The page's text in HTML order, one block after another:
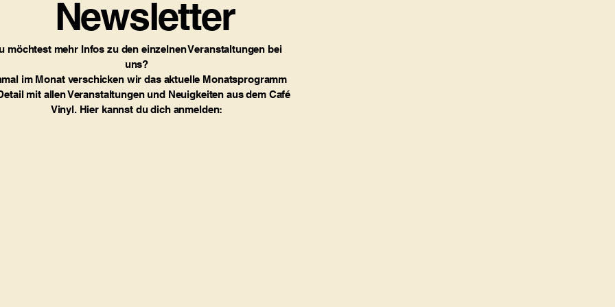
möchtest mehr Infos zu den einzelnen Veranstaltungen bei
uns?
im Monat verschicken wir das aktuelle Monatsprogramm
mit allen Veranstaltungen und Neuigkeiten aus dem Café
Vinyl. Hier kannst du dich anmelden:
Newsletter